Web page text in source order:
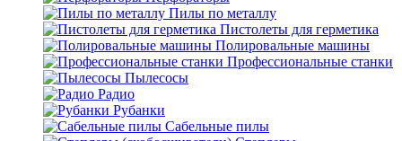
Пилы по металлу
Пистолеты для герметика
Полировальные машины
Профессиональные станки
Пылесосы
Радио
Рубанки
Сабельные пилы